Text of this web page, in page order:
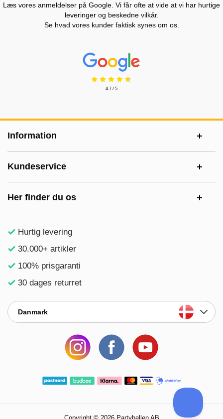
Læs vores anmeldelser på Google. Vi får ofte at vide at vi har hurtige
leveringer og beskedne vilkår.
Se hvad vores kunder faktisk synes om os.
Prisjakt Anmeldelser: 4.7 Stjerne
4.7 / 5
Information
Kundeservice
Her finder du os
Hurtig levering
30.000+ artikler
100% prisgaranti
30 dages returret
Danmark